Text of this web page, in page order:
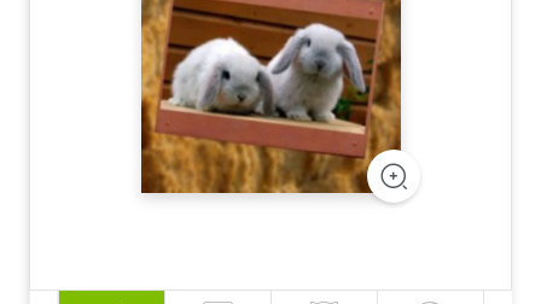
Szótár, nyelvkönyv
Tankönyv, segédkönyv
Társadalomtudomány